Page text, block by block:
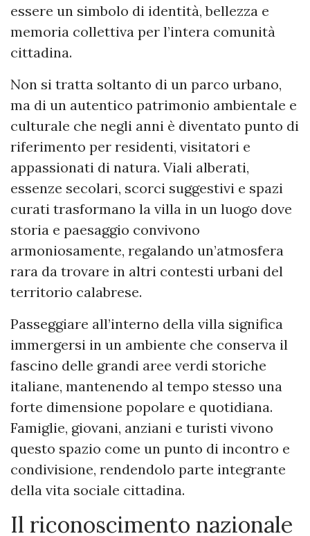
essere un simbolo di identità, bellezza e
memoria collettiva per l’intera comunità
cittadina.
Non si tratta soltanto di un parco urbano,
ma di un autentico patrimonio ambientale e
culturale che negli anni è diventato punto di
riferimento per residenti, visitatori e
appassionati di natura. Viali alberati,
essenze secolari, scorci suggestivi e spazi
curati trasformano la villa in un luogo dove
storia e paesaggio convivono
armoniosamente, regalando un’atmosfera
rara da trovare in altri contesti urbani del
territorio calabrese.
Passeggiare all’interno della villa significa
immergersi in un ambiente che conserva il
fascino delle grandi aree verdi storiche
italiane, mantenendo al tempo stesso una
forte dimensione popolare e quotidiana.
Famiglie, giovani, anziani e turisti vivono
questo spazio come un punto di incontro e
condivisione, rendendolo parte integrante
della vita sociale cittadina.
Il riconoscimento nazionale